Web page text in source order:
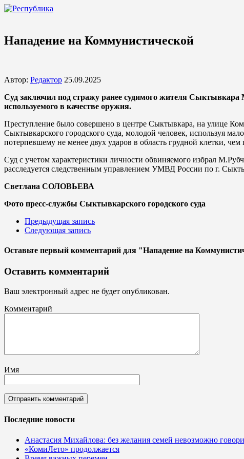
Нападение на Коммунистической
Автор: Редактор 25.09.2025
Суд заключил под стражу ранее судимого жителя
используемого в качестве оружия.
Преступление было совершено в центре Сыктывкара, на улице
Сыктывкарского городского суда, молодой человек, используя
потерпевшему не менее двух ударов в область грудной клетки,
Суд с учетом характеристики личности обвиняемого избрал
расследуется следственным управлением УМВД России по г.
Светлана СОЛОВЬЕВА
Фото пресс-службы Сыктывкарского городского суда
Предыдущая запись
Следующая запись
Оставьте первый комментарий для "Нападение на
Оставить комментарий
Ваш электронный адрес не будет опубликован.
Комментарий
Имя
Последние новости
Анастасия Михайлова: без желания семей невозможно
«КомиЛето» продолжается